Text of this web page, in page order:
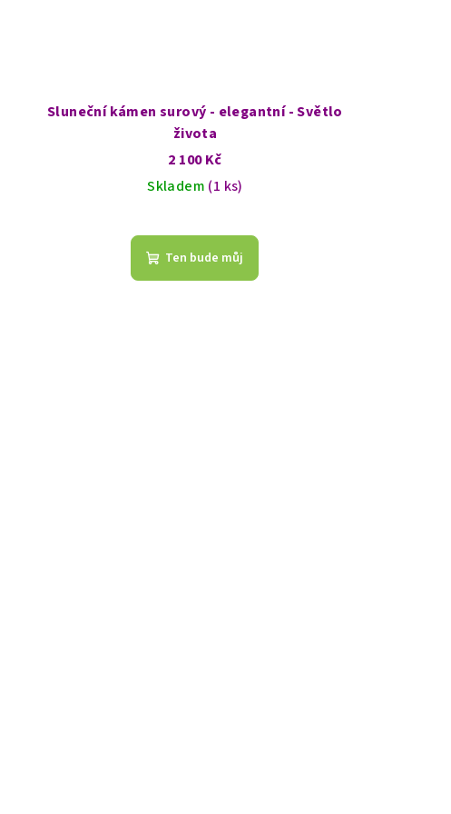
Sluneční kámen surový - elegantní - Světlo
života
2 100 Kč
Skladem (1 ks)
Ten bude můj